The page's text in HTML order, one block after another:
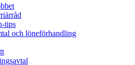
tips
och löneförhandling